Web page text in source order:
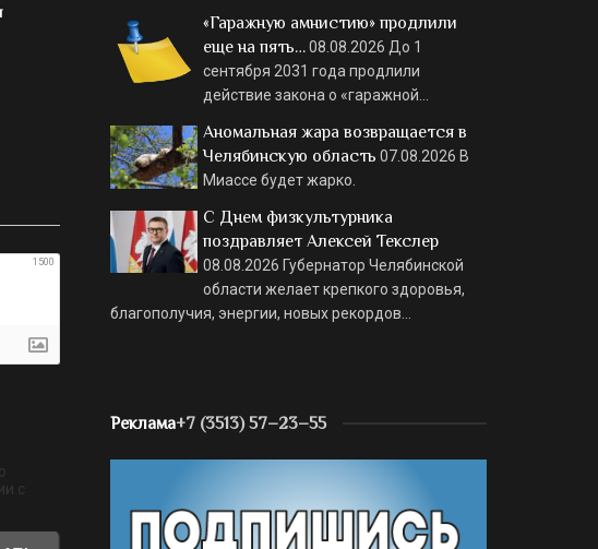
1500
с
«Гаражную амнистию» продлили
еще на пять…08.08.2026 До 1
сентября 2031 года продлили
действие закона о «гаражной…
Аномальная жара возвращается в
Челябинскую область 07.08.2026 В
Миассе будет жарко.
С Днем физкультурника
поздравляет Алексей Текслер
08.08.2026 Губернатор Челябинской
области желает крепкого здоровья,
благополучия, энергии, новых рекордов…
Реклама+7 (3513) 57–23–55